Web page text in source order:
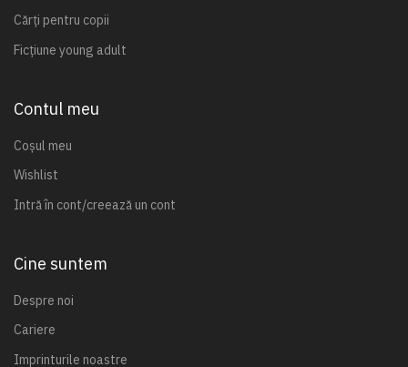
Cărți pentru copii
Ficțiune young adult
Contul meu
Coșul meu
Wishlist
Intră în cont/creează un cont
Cine suntem
Despre noi
Cariere
Imprinturile noastre